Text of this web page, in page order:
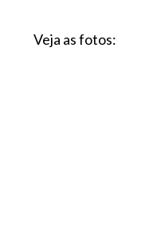
Veja as fotos: